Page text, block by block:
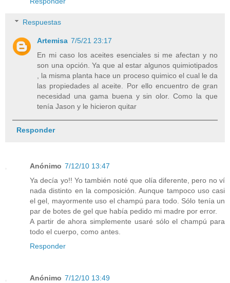
Respuestas
Artemisa 7/5/21 23:17
En mi caso los aceites esenciales si me afectan y no
son una opción. Ya que al estar algunos quimiotipados
, la misma planta hace un proceso quimico el cual le da
las propiedades al aceite. Por ello encuentro de gran
necesidad una gama buena y sin olor. Como la que
tenía Jason y le hicieron quitar
Responder
Anónimo 7/12/10 13:47
Ya decía yo!! Yo también noté que olía diferente, pero no ví
nada distinto en la composición. Aunque tampoco uso casi
el gel, mayormente uso el champú para todo. Sólo tenía un
par de botes de gel que había pedido mi madre por error.
A partir de ahora simplemente usaré sólo el champú para
todo el cuerpo, como antes.
Responder
Anónimo 7/12/10 13:49